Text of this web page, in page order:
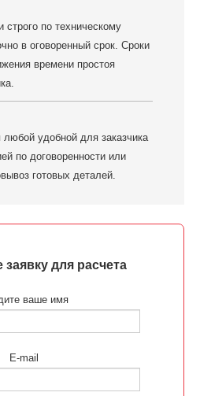
строго по техническому
в оговоренный срок. Сроки
времени простоя
удобной для заказчика
по договоренности или
готовых деталей.
для расчета
ваше имя
E-mail